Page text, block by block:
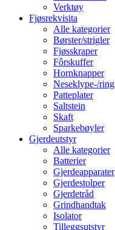
Verktøy
Fjøsrekvisita
Alle kategorier
Børster/strigler
Fjøsskraper
Fôrskuffer
Hornknapper
Neseklype-/ring
Patteplater
Saltstein
Skaft
Sparkebøyler
Gjerdeutstyr
Alle kategorier
Batterier
Gjerdeapparater
Gjerdestolper
Gjerdetråd
Grindhandtak
Isolator
Tilleggsutstyr